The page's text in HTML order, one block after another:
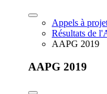
Appels à
Résultats de
AAPG 2019
AAPG 2019